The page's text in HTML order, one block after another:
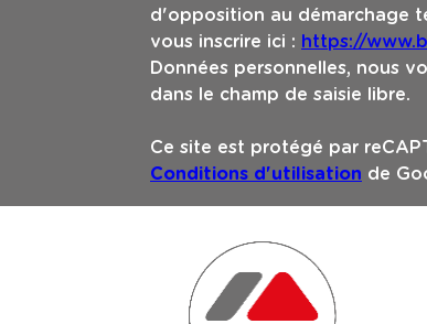
d'opposition au démarchage
vous inscrire ici : https://
Données personnelles, nous
dans le champ de saisie libre.
Ce site est protégé par
Conditions d'utilisation de